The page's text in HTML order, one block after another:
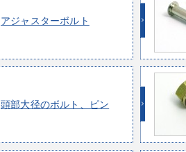
アジャスターボルト
頭部大径のボルト、ピン